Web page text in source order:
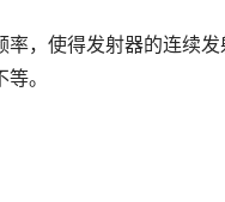
，使得发射器的连续
。